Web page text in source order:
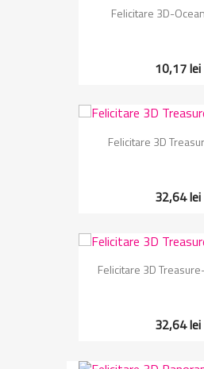
Felicitare 3D-
10,17 lei
Felicitare 3D
32,64 lei
Felicitare 3D
32,64 lei